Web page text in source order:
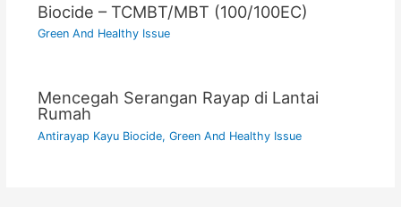
Biocide – TCMBT/MBT (100/100EC)
Green And Healthy Issue
Mencegah Serangan Rayap di Lantai
Rumah
Antirayap Kayu Biocide, Green And Healthy Issue